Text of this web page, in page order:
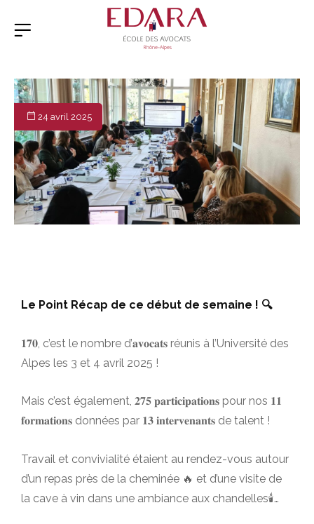
24 avril 2025
Le Point Récap de ce début de semaine ! 🔍
𝟏𝟕𝟎, c’est le nombre d’𝐚𝐯𝐨𝐜𝐚𝐭𝐬 réunis à l’Université des
Alpes les 3 et 4 avril 2025 !
Mais c’est également, 𝟐𝟕𝟓 𝐩𝐚𝐫𝐭𝐢𝐜𝐢𝐩𝐚𝐭𝐢𝐨𝐧𝐬 pour nos 𝟏𝟏
𝐟𝐨𝐫𝐦𝐚𝐭𝐢𝐨𝐧𝐬 données par 𝟏𝟑 𝐢𝐧𝐭𝐞𝐫𝐯𝐞𝐧𝐚𝐧𝐭𝐬 de talent !
Travail et convivialité étaient au rendez-vous autour
d’un repas près de la cheminée 🔥 et d’une visite de
la cave à vin dans une ambiance aux chandelles🕯️…